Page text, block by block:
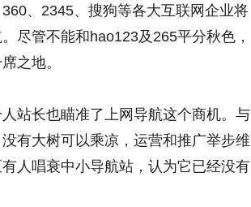
、2345、搜狗等各大互联网企业将
尽管不能和hao123及265平分秋色，
之地。
站长也瞄准了上网导航这个商机。与
有大树可以乘凉，运营和推广举步维
人唱衰中小导航站，认为它已经没有